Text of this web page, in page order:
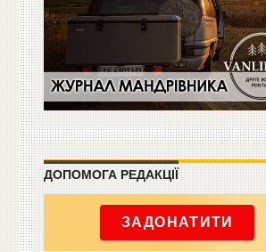
ДОПОМОГА РЕДАКЦІЇ
ЗАДОНАТИТИ